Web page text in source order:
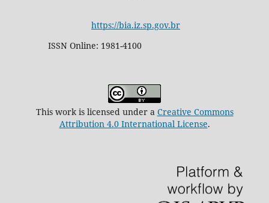
https://bia.iz.sp.gov.br
ISSN Online: 1981-4100
This work is licensed under a Creative Commons
Attribution 4.0 International License.